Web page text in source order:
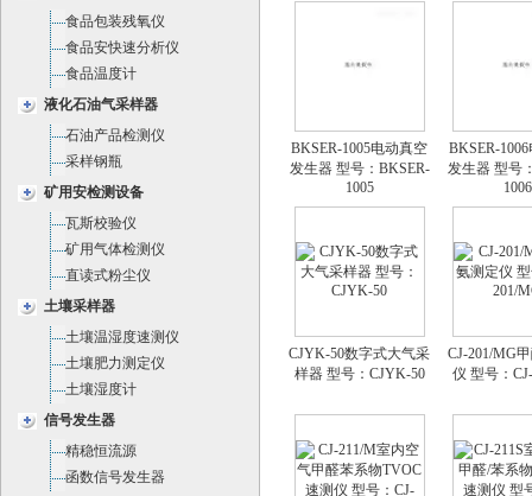
食品包装残氧仪
食品安快速分析仪
食品温度计
液化石油气采样器
石油产品检测仪
采样钢瓶
矿用安检测设备
瓦斯校验仪
矿用气体检测仪
直读式粉尘仪
土壤采样器
土壤温湿度速测仪
土壤肥力测定仪
土壤湿度计
信号发生器
精稳恒流源
函数信号发生器
BKSER-1005电动真空
发生器 型号：BKSER-
1005
BKSER-
发生器 型号
1006
CJYK-50数字式大气采
样器 型号：CJYK-50
CJ-201/MG
仪 型号：